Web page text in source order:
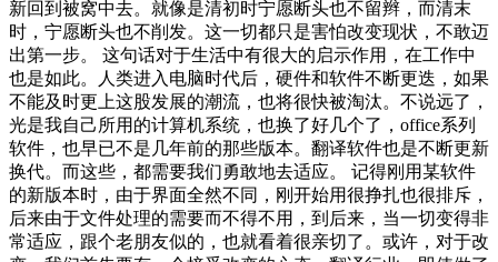
新回到被窝中去。就像是清初时宁愿断头也不留辫，而清末
时，宁愿断头也不削发。这一切都只是害怕改变现状，不敢迈
出第一步。 这句话对于生活中有很大的启示作用，在工作中
也是如此。人类进入电脑时代后，硬件和软件不断更迭，如果
不能及时更上这股发展的潮流，也将很快被淘汰。不说远了，
光是我自己所用的计算机系统，也换了好几个了，office系列
软件，也早已不是几年前的那些版本。翻译软件也是不断更新
换代。而这些，都需要我们勇敢地去适应。 记得刚用某软件
的新版本时，由于界面全然不同，刚开始用很挣扎也很排斥，
后来由于文件处理的需要而不得不用，到后来，当一切变得非
常适应，跟个老朋友似的，也就看着很亲切了。或许，对于改